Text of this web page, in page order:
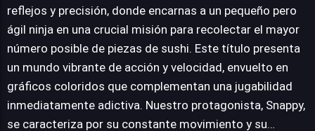
JUEGALO AHORA
reflejos y precisión, donde encarnas a un pequeño pero
ágil ninja en una crucial misión para recolectar el mayor
número posible de piezas de sushi. Este título presenta
un mundo vibrante de acción y velocidad, envuelto en
gráficos coloridos que complementan una jugabilidad
inmediatamente adictiva. Nuestro protagonista, Snappy,
se caracteriza por su constante movimiento y su